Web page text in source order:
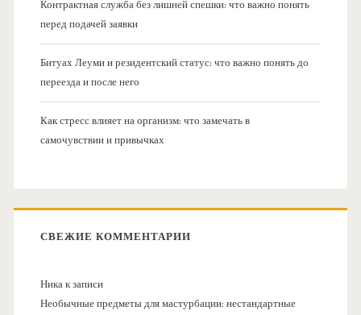
Контрактная служба без лишней спешки: что важно понять
перед подачей заявки
Битуах Леуми и резидентский статус: что важно понять до
переезда и после него
Как стресс влияет на организм: что замечать в
самочувствии и привычках
СВЕЖИЕ КОММЕНТАРИИ
Никак записи
Необычные предметы для мастурбации: нестандартные